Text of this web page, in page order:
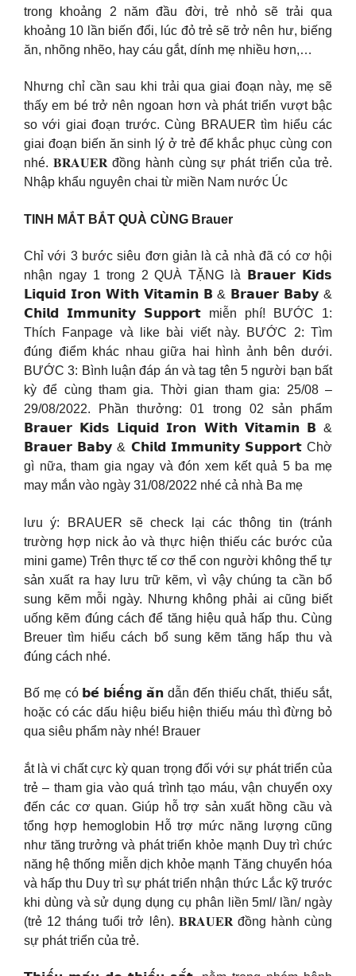
trong khoảng 2 năm đầu đời, trẻ nhỏ sẽ trải qua
khoảng 10 lần biến đổi, lúc đỏ trẻ sẽ trở nên hư, biếng
ăn, nhõng nhẽo, hay cáu gắt, dính mẹ nhiều hơn,…
Nhưng chỉ cần sau khi trải qua giai đoạn này, mẹ sẽ
thấy em bé trở nên ngoan hơn và phát triển vượt bậc
so với giai đoạn trước. Cùng BRAUER tìm hiểu các
giai đoạn biến ăn sinh lý ở trẻ để khắc phục cùng con
nhé. 𝐁𝐑𝐀𝐔𝐄𝐑 đồng hành cùng sự phát triển của trẻ.
Nhập khẩu nguyên chai từ miền Nam nước Úc
️TINH MẮT BẮT QUÀ CÙNG Brauer
Chỉ với 3 bước siêu đơn giản là cả nhà đã có cơ hội
nhận ngay 1 trong 2 QUÀ TẶNG là 𝗕𝗿𝗮𝘂𝗲𝗿 𝗞𝗶𝗱𝘀
𝗟𝗶𝗾𝘂𝗶𝗱 𝗜𝗿𝗼𝗻 𝗪𝗶𝘁𝗵 𝗩𝗶𝘁𝗮𝗺𝗶𝗻 𝗕 & 𝗕𝗿𝗮𝘂𝗲𝗿 𝗕𝗮𝗯𝘆 &
𝗖𝗵𝗶𝗹𝗱 𝗜𝗺𝗺𝘂𝗻𝗶𝘁𝘆 𝗦𝘂𝗽𝗽𝗼𝗿𝘁 miễn phí! BƯỚC 1:
Thích Fanpage và like bài viết này. BƯỚC 2: Tìm
đúng điểm khác nhau giữa hai hình ảnh bên dưới.
BƯỚC 3: Bình luận đáp án và tag tên 5 người bạn bất
kỳ để cùng tham gia. Thời gian tham gia: 25/08 –
29/08/2022. Phần thưởng: 01 trong 02 sản phẩm
𝗕𝗿𝗮𝘂𝗲𝗿 𝗞𝗶𝗱𝘀 𝗟𝗶𝗾𝘂𝗶𝗱 𝗜𝗿𝗼𝗻 𝗪𝗶𝘁𝗵 𝗩𝗶𝘁𝗮𝗺𝗶𝗻 𝗕 &
𝗕𝗿𝗮𝘂𝗲𝗿 𝗕𝗮𝗯𝘆 & 𝗖𝗵𝗶𝗹𝗱 𝗜𝗺𝗺𝘂𝗻𝗶𝘁𝘆 𝗦𝘂𝗽𝗽𝗼𝗿𝘁 Chờ
gì nữa, tham gia ngay và đón xem kết quả 5 ba mẹ
may mắn vào ngày 31/08/2022 nhé cả nhà Ba mẹ
lưu ý: BRAUER sẽ check lại các thông tin (tránh
trường hợp nick ảo và thực hiện thiếu các bước của
mini game) Trên thực tế cơ thể con người không thể tự
sản xuất ra hay lưu trữ kẽm, vì vậy chúng ta cần bổ
sung kẽm mỗi ngày. Nhưng không phải ai cũng biết
uống kẽm đúng cách để tăng hiệu quả hấp thu. Cùng
Breuer tìm hiểu cách bổ sung kẽm tăng hấp thu và
đúng cách nhé.
Bố mẹ có 𝗯𝗲́ 𝗯𝗶𝗲̂́𝗻𝗴 𝗮̆𝗻 dẫn đến thiếu chất, thiếu sắt,
hoặc có các dấu hiệu biểu hiện thiếu máu thì đừng bỏ
qua siêu phẩm này nhé! Brauer
ắt là vi chất cực kỳ quan trọng đối với sự phát triển của
trẻ – tham gia vào quá trình tạo máu, vận chuyển oxy
đến các cơ quan. Giúp hỗ trợ sản xuất hồng cầu và
tổng hợp hemoglobin Hỗ trợ mức năng lượng cũng
như tăng trưởng và phát triển khỏe mạnh Duy trì chức
năng hệ thống miễn dịch khỏe mạnh Tăng chuyển hóa
và hấp thu Duy trì sự phát triển nhận thức Lắc kỹ trước
khi dùng và sử dụng dụng cụ phân liền 5ml/ lần/ ngày
(trẻ 12 tháng tuổi trở lên). 𝐁𝐑𝐀𝐔𝐄𝐑 đồng hành cùng
sự phát triển của trẻ.